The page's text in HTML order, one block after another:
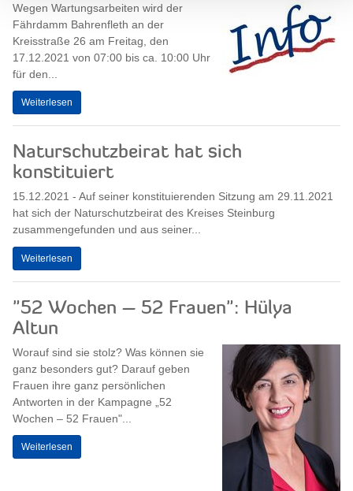
Wegen Wartungsarbeiten wird der
Fährdamm Bahrenfleth an der
Kreisstraße 26 am Freitag, den
17.12.2021 von 07:00 bis ca. 10:00 Uhr
für den...
Weiterlesen
Naturschutzbeirat hat sich
konstituiert
15.12.2021 - Auf seiner konstituierenden Sitzung am 29.11.2021
hat sich der Naturschutzbeirat des Kreises Steinburg
zusammengefunden und aus seiner...
Weiterlesen
"52 Wochen – 52 Frauen": Hülya
Altun
Worauf sind sie stolz? Was können sie
ganz besonders gut? Darauf geben
Frauen ihre ganz persönlichen
Antworten in der Kampagne „52
Wochen – 52 Frauen"...
Weiterlesen